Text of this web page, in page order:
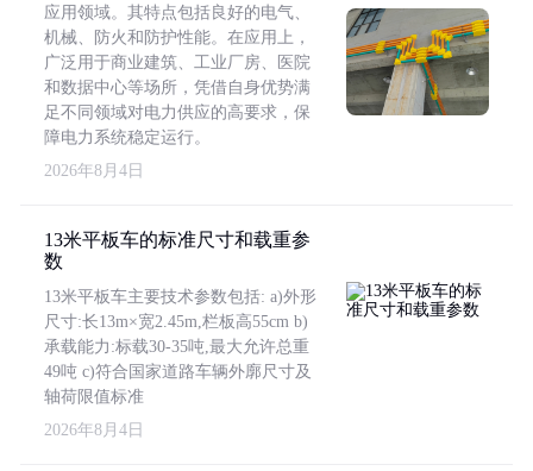
应用领域。其特点包括良好的电气、
机械、防火和防护性能。在应用上，
广泛用于商业建筑、工业厂房、医院
和数据中心等场所，凭借自身优势满
足不同领域对电力供应的高要求，保
障电力系统稳定运行。
2026年8月4日
13米平板车的标准尺寸和载重参
数
13米平板车主要技术参数包括: a)外形
尺寸:长13m×宽2.45m,栏板高55cm b)
承载能力:标载30-35吨,最大允许总重
49吨 c)符合国家道路车辆外廓尺寸及
轴荷限值标准
2026年8月4日